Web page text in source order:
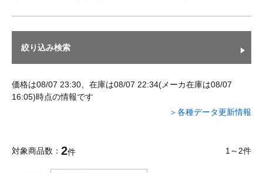
絞り込み検索
価格は08/07 23:30、在庫は08/07 22:34(メーカ在庫は08/07
16:05)時点の情報です
＞各種データ更新情報
対象商品数 2件 1～2件